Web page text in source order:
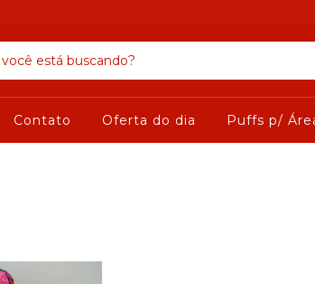
Contato Oferta do dia Puffs p/